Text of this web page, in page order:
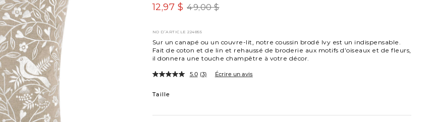
49,00 $
12,97 $
NO D’ARTICLE 224855
Sur un canapé ou un couvre-lit, notre coussin brodé Ivy est un indispensable.
Fait de coton et de lin et rehaussé de broderie aux motifs d’oiseaux et de fleurs,
il donnera une touche champêtre à votre décor.
5.0 (3) Écrire un avis
Variations
Taille